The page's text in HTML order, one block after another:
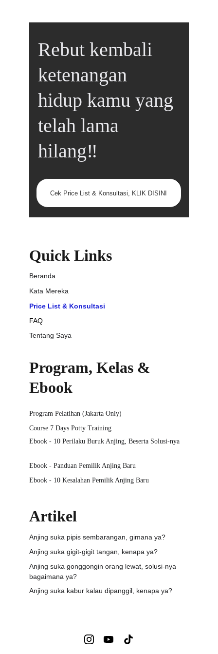
Quick Links
Artikel
Program, Kelas &
Ebook
Beranda
Kata Mereka
Price List & Konsultasi
Tentang Saya
Course 7 Days Potty Training
Ebook - 10 Kesalahan Pemilik Anjing Baru
Ebook - 10 Perilaku Buruk Anjing, Beserta Solusi-nya
Ebook - Panduan Pemilik Anjing Baru
Anjing suka pipis sembarangan, gimana ya?
Anjing suka gigit-gigit tangan, kenapa ya?
Anjing suka kabur kalau dipanggil, kenapa ya?
Anjing suka gonggongin orang lewat, solusi-nya
bagaimana ya?
Program Pelatihan (Jakarta Only)
FAQ
Rebut kembali
ketenangan
hidup kamu yang
telah lama
hilang‼️
Cek Price List & Konsultasi, KLIK DISINI